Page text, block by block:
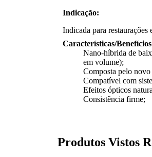
Indicação:
Indicada para
Características/
Nano-híbrida de
em volume);
Composta pelo
Compatível com
Efeitos ópticos
Consistência firme;
Produtos Vistos